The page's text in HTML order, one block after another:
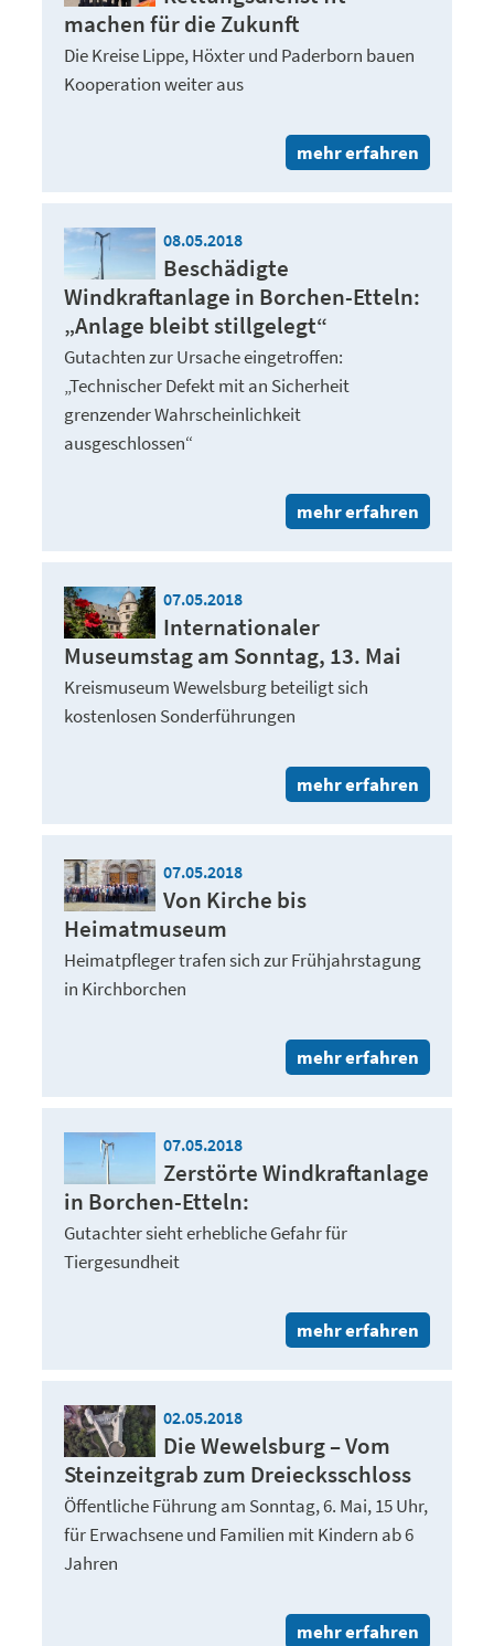
machen für die Zukunft
Die Kreise Lippe, Höxter und Paderborn bauen
Kooperation weiter aus
mehr erfahren
08.05.2018
Beschädigte
Windkraftanlage in Borchen-Etteln:
„Anlage bleibt stillgelegt“
Gutachten zur Ursache eingetroffen:
„Technischer Defekt mit an Sicherheit
grenzender Wahrscheinlichkeit
ausgeschlossen“
mehr erfahren
07.05.2018
Internationaler
Museumstag am Sonntag, 13. Mai
Kreismuseum Wewelsburg beteiligt sich
kostenlosen Sonderführungen
mehr erfahren
07.05.2018
Von Kirche bis
Heimatmuseum
Heimatpfleger trafen sich zur Frühjahrstagung
in Kirchborchen
mehr erfahren
07.05.2018
Zerstörte Windkraftanlage
in Borchen-Etteln:
Gutachter sieht erhebliche Gefahr für
Tiergesundheit
mehr erfahren
02.05.2018
Die Wewelsburg – Vom
Steinzeitgrab zum Dreiecksschloss
Öffentliche Führung am Sonntag, 6. Mai, 15 Uhr,
für Erwachsene und Familien mit Kindern ab 6
Jahren
mehr erfahren